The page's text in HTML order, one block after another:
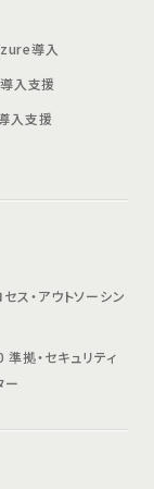
導入
入支援
入支援
ス・アウトソーシン
拠・セキュリティ
ー